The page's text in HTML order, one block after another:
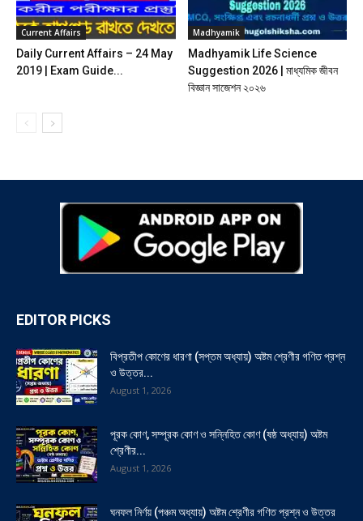
Current Affairs
Daily Current Affairs – 24 May
2019 | Exam Guide...
Madhyamik
Madhyamik Life Science
Suggestion 2026 | মাধ্যমিক জীবন
বিজ্ঞান সাজেশন ২০২৬
EDITOR PICKS
বিপ্রতীপ কোণের ধারণা (সপ্তম অধ্যায়) অষ্টম শ্রেণীর গণিত প্রশ্ন
ও উত্তর...
August 1, 2026
পূরক কোণ, সম্পূরক কোণ ও সন্নিহিত কোণ (ষষ্ঠ অধ্যায়) অষ্টম
শ্রেণীর...
August 1, 2026
ঘনফল নির্ণয় (পঞ্চম অধ্যায়) অষ্টম শ্রেণীর গণিত প্রশ্ন ও উত্তর